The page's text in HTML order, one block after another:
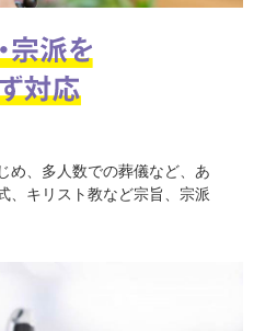
め、多人数での葬儀など、あ
、キリスト教など宗旨、宗派